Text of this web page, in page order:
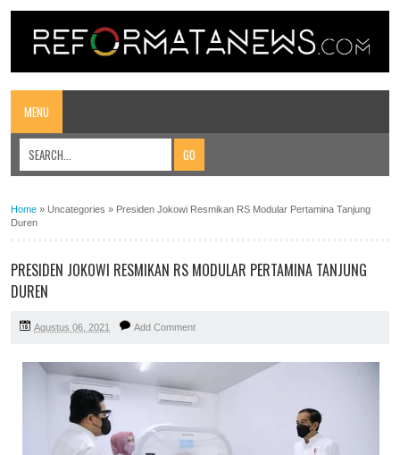
MENU
Home » Uncategories » Presiden Jokowi Resmikan RS Modular Pertamina Tanjung
Duren
PRESIDEN JOKOWI RESMIKAN RS MODULAR PERTAMINA TANJUNG
DUREN
Agustus 06, 2021 Add Comment